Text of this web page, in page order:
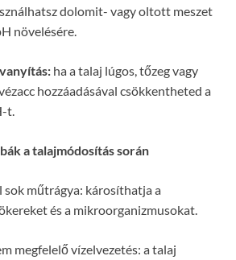
dolomit- vagy oltott meszet
növelésére.
ha a talaj lúgos, tőzeg vagy
hozzáadásával csökkentheted a
t.
a talajmódosítás során
sok műtrágya: károsíthatja a
és a mikroorganizmusokat.
megfelelő vízelvezetés: a talaj